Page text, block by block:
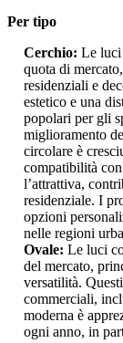
Per tipo
Cerchio: Le luci
quota di
residenziali e
estetico e una
popolari per gli
miglioramento
circolare è
compatibilità
l’attrattiva,
residenziale. I
opzioni
nelle regioni
Ovale: Le luci
del mercato,
versatilità.
commerciali,
moderna è
ogni anno, in